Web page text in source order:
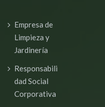
Empresa de
Limpieza y
Jardinería
Responsabili
dad Social
Corporativa